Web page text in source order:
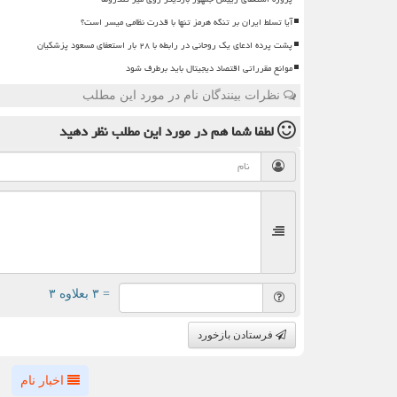
آیا تسلط ایران بر تنگه هرمز تنها با قدرت نظامی میسر است؟
پشت پرده ادعای یک روحانی در رابطه با ۲۸ بار استعفای مسعود پزشکیان
موانع مقرراتی اقتصاد دیجیتال باید برطرف شود
نظرات بینندگان نام در مورد این مطلب
لطفا شما همدر مورد این مطلبنظر دهید
= ۳ بعلاوه ۳
فرستادن بازخورد
اخبار نام